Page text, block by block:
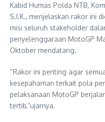
Kabid Humas Polda NTB,
S.I.K., menjelaskan rakor ini
misi seluruh stakeholder
penyelenggaraan MotoGP
Oktober mendatang.
“Rakor ini penting agar
kesepahaman terkait pola
pelaksanaan MotoGP
tertib,”ujarnya.